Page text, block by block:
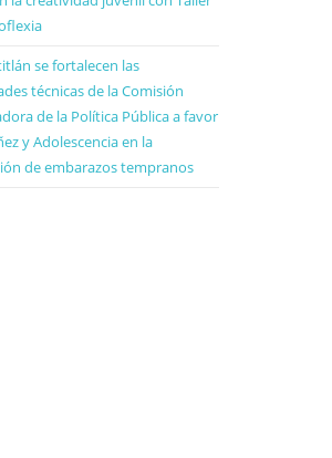
se fortalecen las
técnicas de la Comisión
de la Política Pública a favor
y Adolescencia en la
de embarazos tempranos